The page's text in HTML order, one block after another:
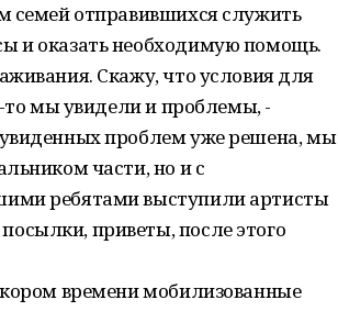
семей отправившихся служить
и оказать необходимую помощь.
Скажу, что условия для
то мы увидели и проблемы, -
проблем уже решена, мы
части, но и с
ребятами выступили артисты
приветы, после этого
времени мобилизованные